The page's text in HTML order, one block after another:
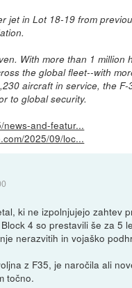
jet in Lot 18-19 from
With more than 1 million
the global fleet--with
aircraft in service, the F-
to global security.
news-and-featur...
2025/09/loc...
ki ne izpolnjujejo zahtev
4 so prestavili še za 5
nerazvitih in vojaško
z F35, je naročila ali
točno.